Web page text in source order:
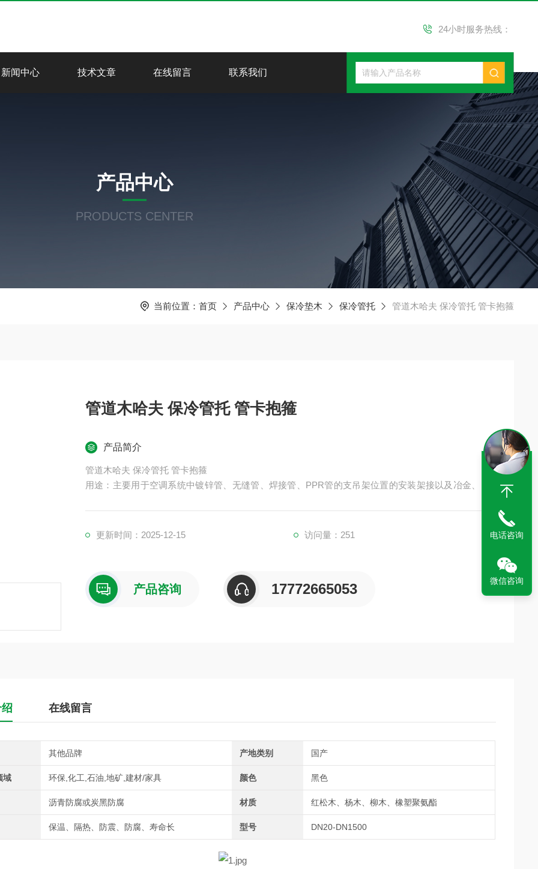
24小时服务热线：
新闻中心 技术文章 在线留言 联系我们
产品中心
PRODUCTS CENTER
当前位置： 首页 产品中心 保冷垫木 保冷管托 管道木哈夫 保冷管托 管卡抱箍
管道木哈夫 保冷管托 管卡抱箍
产品简介
管道木哈夫 保冷管托 管卡抱箍
用途：主要用于空调系统中镀锌管、无缝管、焊接管、PPR管的支吊架位置的安装架接以及冶金、石
更新时间：2025-12-15 访问量：251
产品咨询 17772665053
在线留言
其他品牌 产地类别 国产
域 环保,化工,石油,地矿,建材/家具 颜色 黑色
沥青防腐或炭黑防腐 材质 红松木、杨木、柳木、橡塑聚氨酯
保温、隔热、防震、防腐、寿命长 型号 DN20-DN1500
电话咨询
微信咨询